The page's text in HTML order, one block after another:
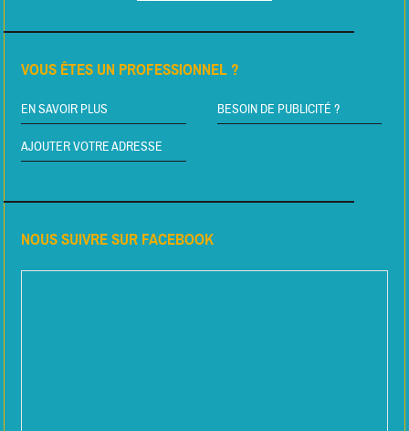
VOUS ÊTES UN PROFESSIONNEL ?
EN SAVOIR PLUS BESOIN DE PUBLICITÉ ?
AJOUTER VOTRE ADRESSE
NOUS SUIVRE SUR FACEBOOK